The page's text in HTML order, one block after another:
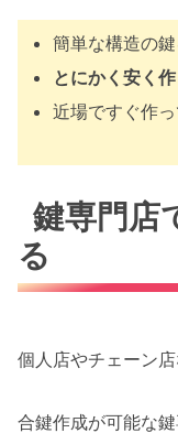
簡単な構造の
とにかく安く
近場ですぐ作
鍵専門店
る
個人店やチェーン
合鍵作成が可能な